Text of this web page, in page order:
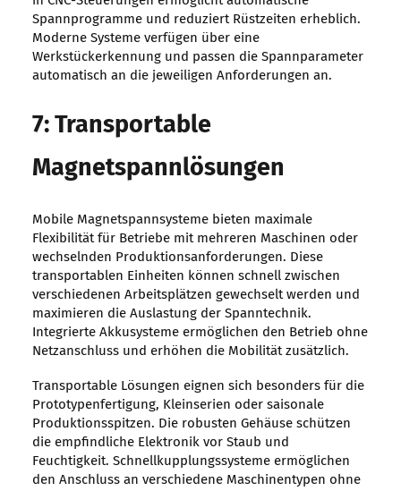
Spannprogramme und reduziert Rüstzeiten erheblich.
Moderne Systeme verfügen über eine
Werkstückerkennung und passen die Spannparameter
automatisch an die jeweiligen Anforderungen an.
7: Transportable
Magnetspannlösungen
Mobile Magnetspannsysteme bieten maximale
Flexibilität für Betriebe mit mehreren Maschinen oder
wechselnden Produktionsanforderungen. Diese
transportablen Einheiten können schnell zwischen
verschiedenen Arbeitsplätzen gewechselt werden und
maximieren die Auslastung der Spanntechnik.
Integrierte Akkusysteme ermöglichen den Betrieb ohne
Netzanschluss und erhöhen die Mobilität zusätzlich.
Transportable Lösungen eignen sich besonders für die
Prototypenfertigung, Kleinserien oder saisonale
Produktionsspitzen. Die robusten Gehäuse schützen
die empfindliche Elektronik vor Staub und
Feuchtigkeit. Schnellkupplungssysteme ermöglichen
den Anschluss an verschiedene Maschinentypen ohne